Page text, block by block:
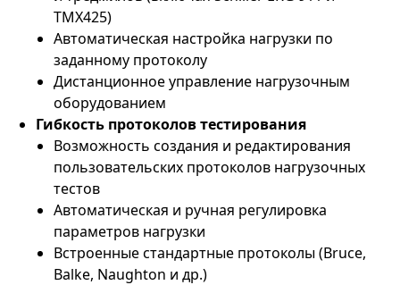
TMX425)
Автоматическая настройка нагрузки по
заданному протоколу
Дистанционное управление нагрузочным
оборудованием
Гибкость протоколов тестирования
Возможность создания и редактирования
пользовательских протоколов нагрузочных
тестов
Автоматическая и ручная регулировка
параметров нагрузки
Встроенные стандартные протоколы (Bruce,
Balke, Naughton и др.)